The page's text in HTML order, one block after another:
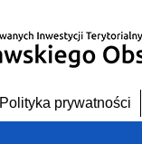
Polityka prywatności